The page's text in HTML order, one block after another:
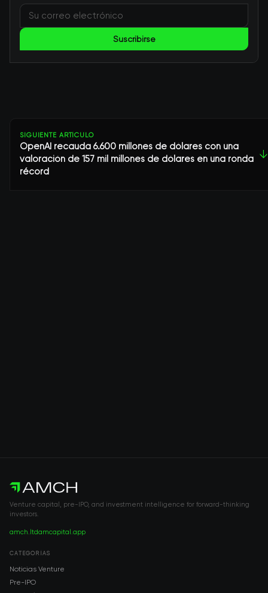
Suscribirse
SIGUIENTE ARTÍCULO
OpenAI recauda 6.600 millones de dólares con una
valoración de 157 mil millones de dólares en una ronda
récord
↓
Venture capital, pre-IPO, and investment intelligence for forward-thinking
investors.
amch.ltdamcapital.app
CATEGORÍAS
Noticias Venture
Pre-IPO